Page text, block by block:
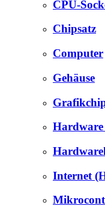
CPU-
Chipsatz
Computer
Gehäuse
Internet